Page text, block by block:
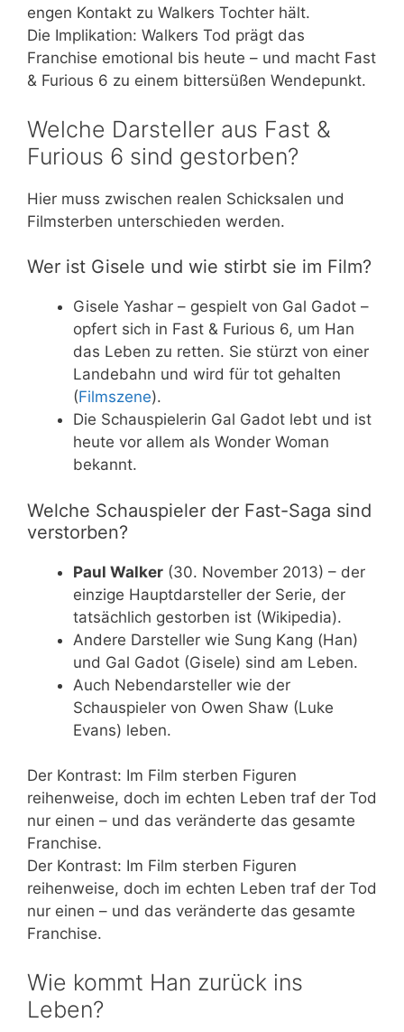
engen Kontakt zu Walkers Tochter hält.
Die Implikation: Walkers Tod prägt das
Franchise emotional bis heute – und macht Fast
& Furious 6 zu einem bittersüßen Wendepunkt.
Welche Darsteller aus Fast &
Furious 6 sind gestorben?
Hier muss zwischen realen Schicksalen und
Filmsterben unterschieden werden.
Wer ist Gisele und wie stirbt sie im Film?
Gisele Yashar – gespielt von Gal Gadot –
opfert sich in Fast & Furious 6, um Han
das Leben zu retten. Sie stürzt von einer
Landebahn und wird für tot gehalten
(Filmszene).
Die Schauspielerin Gal Gadot lebt und ist
heute vor allem als Wonder Woman
bekannt.
Welche Schauspieler der Fast-Saga sind
verstorben?
Paul Walker (30. November 2013) – der
einzige Hauptdarsteller der Serie, der
tatsächlich gestorben ist (Wikipedia).
Andere Darsteller wie Sung Kang (Han)
und Gal Gadot (Gisele) sind am Leben.
Auch Nebendarsteller wie der
Schauspieler von Owen Shaw (Luke
Evans) leben.
Der Kontrast: Im Film sterben Figuren
reihenweise, doch im echten Leben traf der Tod
nur einen – und das veränderte das gesamte
Franchise.
Der Kontrast: Im Film sterben Figuren
reihenweise, doch im echten Leben traf der Tod
nur einen – und das veränderte das gesamte
Franchise.
Wie kommt Han zurück ins
Leben?